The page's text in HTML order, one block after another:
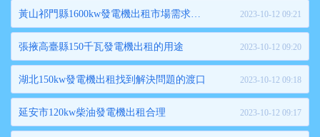
黃山祁門縣1600kw發電機出租市場需求量的緩沖 2023-10-12 09:21
張掖高臺縣150千瓦發電機出租的用途 2023-10-12 09:20
湖北150kw發電機出租找到解決問題的渡口 2023-10-12 09:18
延安市120kw柴油發電機出租合理 2023-10-12 09:17